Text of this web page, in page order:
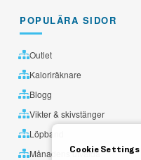
POPULÄRA SIDOR
Outlet
Kaloriräknare
Blogg
Vikter & skivstänger
Löpband
Månadens utvaldaCookie Settings